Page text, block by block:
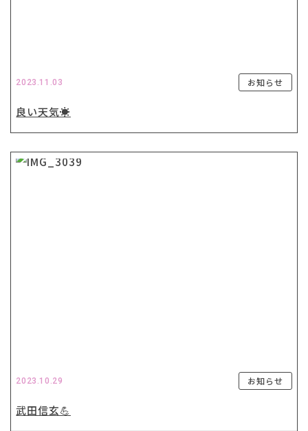
2023.11.03 お知らせ
良い天気☀️
2023.10.29 お知らせ
武田信玄💪